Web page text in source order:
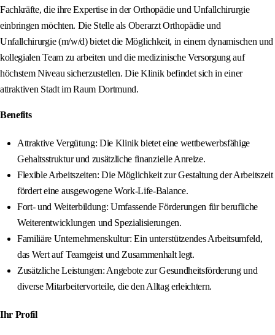
Fachkräfte, die ihre Expertise in der Orthopädie und Unfallchirurgie
einbringen möchten. Die Stelle als Oberarzt Orthopädie und
Unfallchirurgie (m/w/d) bietet die Möglichkeit, in einem dynamischen und
kollegialen Team zu arbeiten und die medizinische Versorgung auf
höchstem Niveau sicherzustellen. Die Klinik befindet sich in einer
attraktiven Stadt im Raum Dortmund.
Benefits
Attraktive Vergütung: Die Klinik bietet eine wettbewerbsfähige
Gehaltsstruktur und zusätzliche finanzielle Anreize.
Flexible Arbeitszeiten: Die Möglichkeit zur Gestaltung der Arbeitszeit
fördert eine ausgewogene Work-Life-Balance.
Fort- und Weiterbildung: Umfassende Förderungen für berufliche
Weiterentwicklungen und Spezialisierungen.
Familiäre Unternehmenskultur: Ein unterstützendes Arbeitsumfeld,
das Wert auf Teamgeist und Zusammenhalt legt.
Zusätzliche Leistungen: Angebote zur Gesundheitsförderung und
diverse Mitarbeitervorteile, die den Alltag erleichtern.
Ihr Profil